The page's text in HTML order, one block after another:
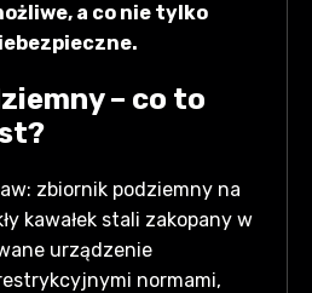
a co nie tylko
– co to
zbiornik podziemny na
kawałek stali zakopany w
urządzenie
normami,